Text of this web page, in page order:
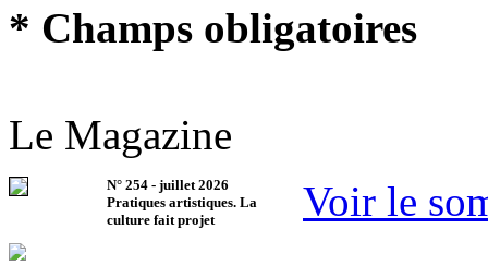
* Champs obligatoires
Le Magazine
N° 254 - juillet 2026
Pratiques artistiques. La
culture fait projet
Voir le